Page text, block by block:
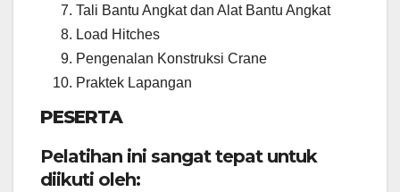
Tali Bantu Angkat dan Alat Bantu Angkat
Load Hitches
Pengenalan Konstruksi Crane
Praktek Lapangan
PESERTA
Pelatihan ini sangat tepat untuk
diikuti oleh: